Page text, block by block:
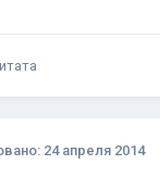
24 апреля 2014